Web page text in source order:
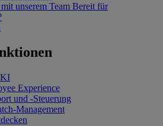
unserem Team Bereit für
KI
Experience
und -Steuerung
Management